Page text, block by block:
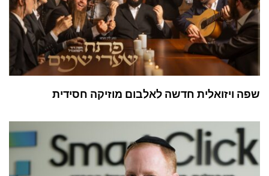
שפה ויזואלית חדשה לאלבום מוזיקה חסידית